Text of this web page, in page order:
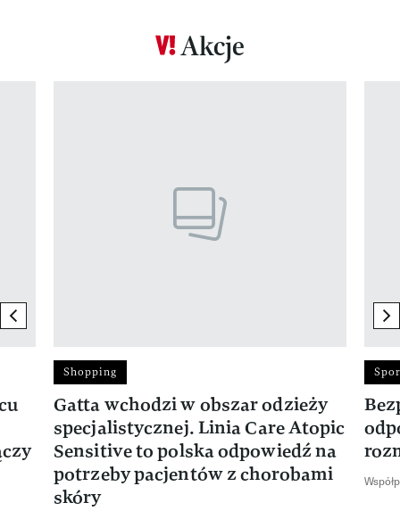
Akcje
previous element
Shopping
Gatta wchodzi w obszar odzieży
specjalistycznej. Linia Care Atopic
Sensitive to polska odpowiedź na
potrzeby pacjentów z chorobami
skóry